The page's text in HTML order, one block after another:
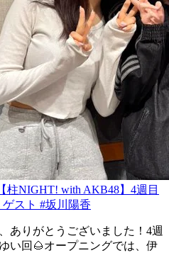
柱NIGHT! with AKB48】4週目
ゲスト #坂川陽香
ありがとうございました！4週
い回🌰オープニングでは、伊